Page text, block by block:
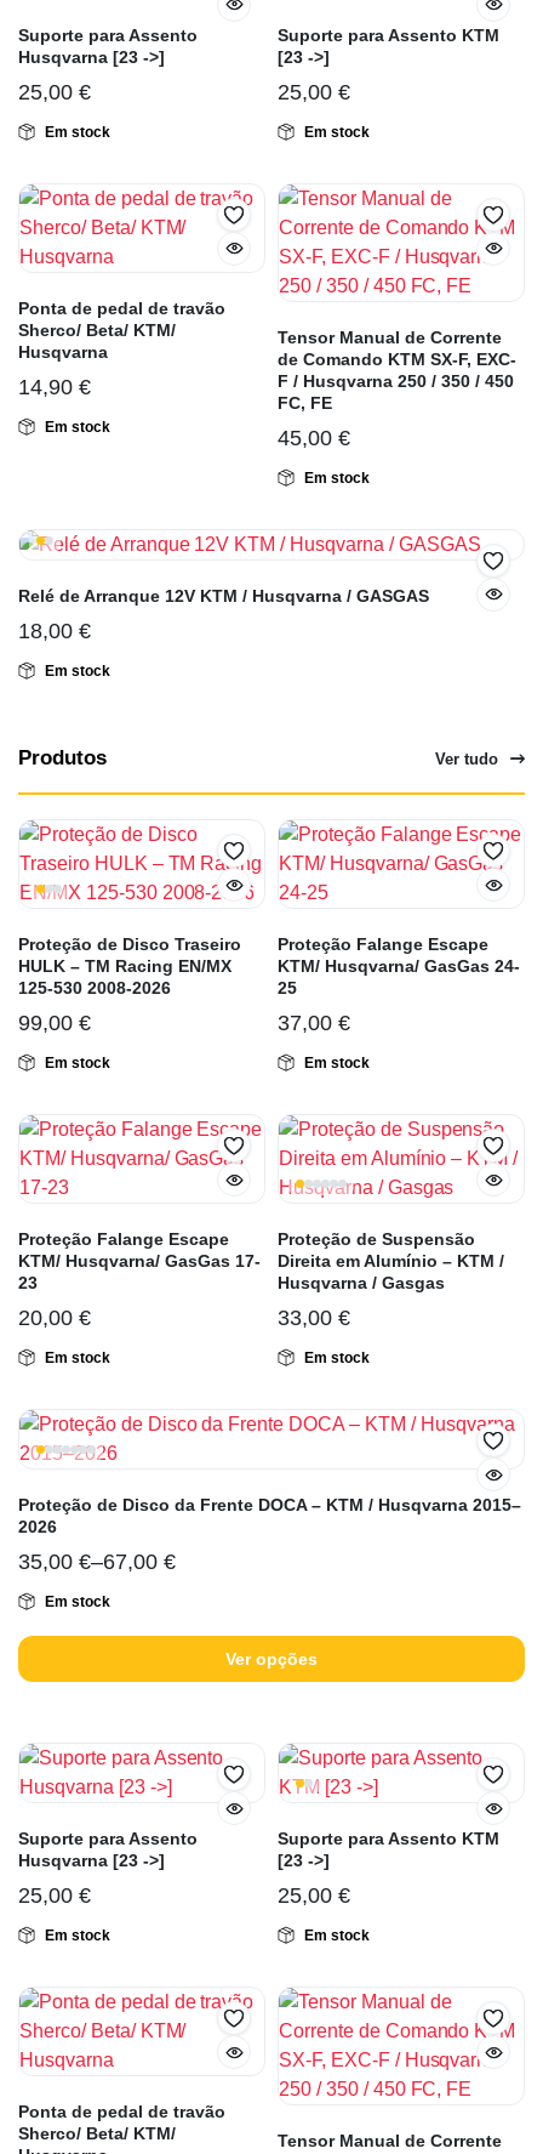
Suporte para Assento
Husqvarna [23 ->]
25,00 €
Em stock
Suporte para Assento KTM
[23 ->]
25,00 €
Em stock
Ponta de pedal de travão
Sherco/ Beta/ KTM/
Husqvarna
14,90 €
Em stock
Tensor Manual de Corrente
de Comando KTM SX-F, EXC-
F / Husqvarna 250 / 350 / 450
FC, FE
45,00 €
Em stock
Relé de Arranque 12V KTM / Husqvarna / GASGAS
18,00 €
Em stock
Produtos Ver tudo
Proteção de Disco Traseiro
HULK – TM Racing EN/MX
125-530 2008-2026
99,00 €
Em stock
Proteção Falange Escape
KTM/ Husqvarna/ GasGas 24-
25
37,00 €
Em stock
Proteção Falange Escape
KTM/ Husqvarna/ GasGas 17-
23
20,00 €
Em stock
Proteção de Suspensão
Direita em Alumínio – KTM /
Husqvarna / Gasgas
33,00 €
Em stock
Proteção de Disco da Frente DOCA – KTM / Husqvarna 2015–
2026
35,00 €–67,00 €
Em stock
Ver opções
Suporte para Assento
Husqvarna [23 ->]
25,00 €
Em stock
Suporte para Assento KTM
[23 ->]
25,00 €
Em stock
Ponta de pedal de travão
Sherco/ Beta/ KTM/
Tensor Manual de Corrente